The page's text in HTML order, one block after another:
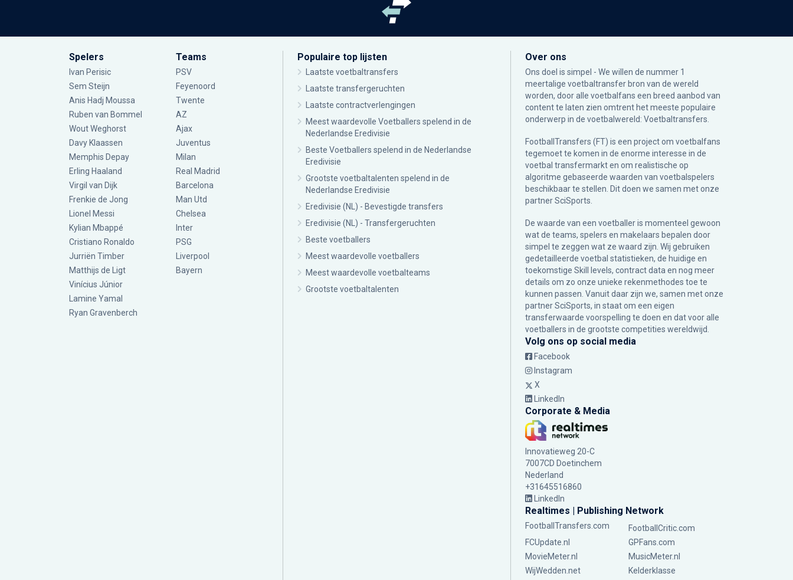
Spelers
Ivan Perisic
Sem Steijn
Anis Hadj Moussa
Ruben van Bommel
Wout Weghorst
Davy Klaassen
Memphis Depay
Erling Haaland
Virgil van Dijk
Frenkie de Jong
Lionel Messi
Kylian Mbappé
Cristiano Ronaldo
Jurriën Timber
Matthijs de Ligt
Vinícius Júnior
Lamine Yamal
Ryan Gravenberch
Teams
PSV
Feyenoord
Twente
AZ
Ajax
Juventus
Milan
Real Madrid
Barcelona
Man Utd
Chelsea
Inter
PSG
Liverpool
Bayern
Populaire top lijsten
Laatste voetbaltransfers
Laatste transfergeruchten
Laatste contractverlengingen
Meest waardevolle Voetballers spelend in de
Nederlandse Eredivisie
Beste Voetballers spelend in de Nederlandse
Eredivisie
Grootste voetbaltalenten spelend in de
Nederlandse Eredivisie
Eredivisie (NL) - Bevestigde transfers
Eredivisie (NL) - Transfergeruchten
Beste voetballers
Meest waardevolle voetballers
Meest waardevolle voetbalteams
Grootste voetbaltalenten
Over ons
Ons doel is simpel - We willen de nummer 1
meertalige voetbaltransfer bron van de wereld
worden, door alle voetbalfans een breed aanbod van
content te laten zien omtrent het meeste populaire
onderwerp in de voetbalwereld: Voetbaltransfers.
FootballTransfers (FT) is een project om voetbalfans
tegemoet te komen in de enorme interesse in de
voetbal transfermarkt en om realistische op
algoritme gebaseerde waarden van voetbalspelers
beschikbaar te stellen. Dit doen we samen met onze
partnerSciSports
De waarde van een voetballer is momenteel gewoon
wat de teams, spelers en makelaars bepalen door
simpel te zeggen wat ze waard zijn. Wij gebruiken
gedetailleerde voetbal statistieken, de huidige en
toekomstige Skill levels, contract data en nog meer
details om zo onze unieke rekenmethodes toe te
kunnen passen. Vanuit daar zijn we, samen met onze
partner SciSports, in staat om een eigen
transferwaarde voorspelling te doen en dat voor alle
voetballers in de grootste competities wereldwijd.
Volg ons op social media
Facebook
Instagram
X
LinkedIn
Corporate & Media
Innovatieweg 20-C
7007CD Doetinchem
Nederland
+31645516860
LinkedIn
Realtimes | Publishing Network
FootballTransfers.com
FootballCritic.com
FCUpdate.nl
GPFans.com
MovieMeter.nl
MusicMeter.nl
WijWedden.net
Kelderklasse